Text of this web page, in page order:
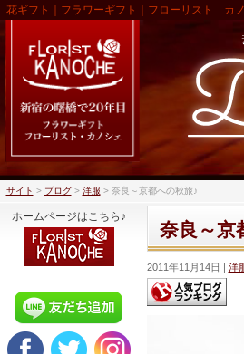
花ギフト｜フラワーギフト｜フローリスト カノ
サイト > ブログ> 洋服 > 奈良～京都への秋旅♪
奈良～京
2011年11月14日 洋
ホームページはこちら♪